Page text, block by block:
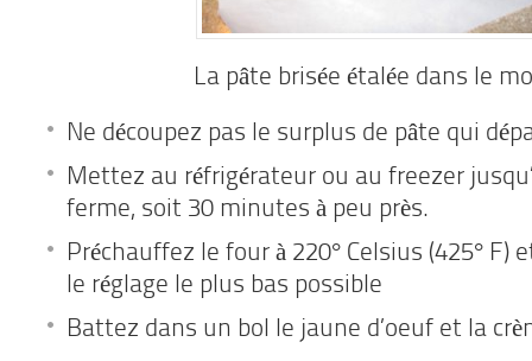
La pâte brisée étalée dans le
Ne découpez pas le surplus de pâte qui
Mettez au réfrigérateur ou au freezer
ferme, soit 30 minutes à peu près.
Préchauffez le four à 220° Celsius (425° F)
le réglage le plus bas possible
Battez dans un bol le jaune d’oeuf et la